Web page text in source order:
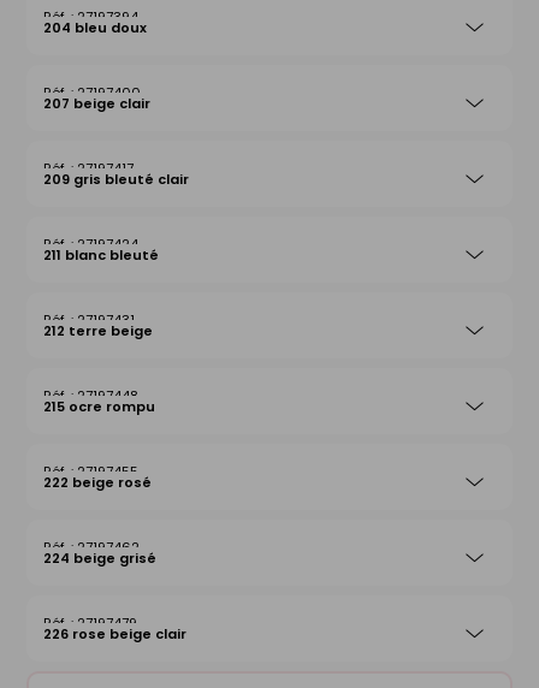
27197394
204 bleu doux
27197400
207 beige clair
27197417
209 gris bleuté clair
27197424
211 blanc bleuté
27197431
212 terre beige
27197448
215 ocre rompu
27197455
222 beige rosé
27197462
224 beige grisé
27197479
226 rose beige clair